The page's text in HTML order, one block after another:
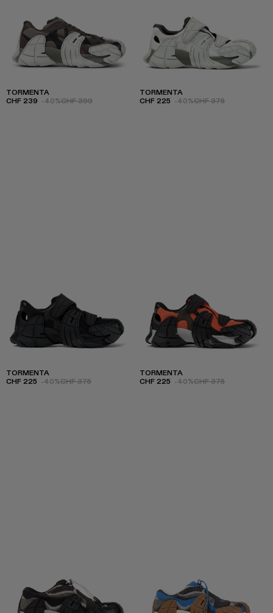
TORMENTA
CHF 239 -40%CHF 399
TORMENTA
CHF 225 -40%CHF 375
TORMENTA
CHF 225 -40%CHF 375
TORMENTA
CHF 225 -40%CHF 375